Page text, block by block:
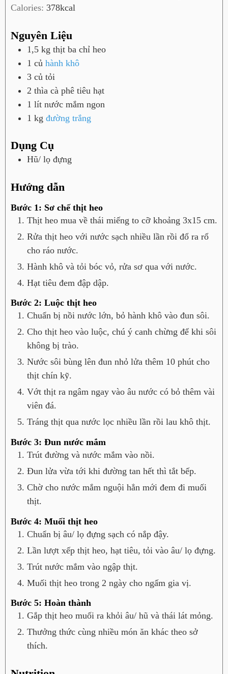
Calories: 378kcal
Nguyên Liệu
1,5 kg thịt ba chỉ heo
1 củ hành khô
3 củ tỏi
2 thìa cà phê tiêu hạt
1 lít nước mắm ngon
1 kg đường trắng
Dụng Cụ
Hũ/ lọ đựng
Hướng dẫn
Bước 1: Sơ chế thịt heo
Thịt heo mua về thái miếng to cỡ khoảng 3x15 cm.
Rửa thịt heo với nước sạch nhiều lần rồi đổ ra rổ
cho ráo nước.
Hành khô và tỏi bóc vỏ, rửa sơ qua với nước.
Hạt tiêu đem đập dập.
Bước 2: Luộc thịt heo
Chuẩn bị nồi nước lớn, bỏ hành khô vào đun sôi.
Cho thịt heo vào luộc, chú ý canh chừng để khi sôi
không bị trào.
Nước sôi bùng lên đun nhỏ lửa thêm 10 phút cho
thịt chín kỹ.
Vớt thịt ra ngâm ngay vào âu nước có bỏ thêm vài
viên đá.
Tráng thịt qua nước lọc nhiều lần rồi lau khô thịt.
Bước 3: Đun nước mắm
Trút đường và nước mắm vào nồi.
Đun lửa vừa tới khi đường tan hết thì tắt bếp.
Chờ cho nước mắm nguội hẳn mới đem đi muối
thịt.
Bước 4: Muối thịt heo
Chuẩn bị âu/ lọ đựng sạch có nắp đậy.
Lần lượt xếp thịt heo, hạt tiêu, tỏi vào âu/ lọ đựng.
Trút nước mắm vào ngập thịt.
Muối thịt heo trong 2 ngày cho ngấm gia vị.
Bước 5: Hoàn thành
Gắp thịt heo muối ra khỏi âu/ hũ và thái lát mỏng.
Thưởng thức cùng nhiều món ăn khác theo sở
thích.